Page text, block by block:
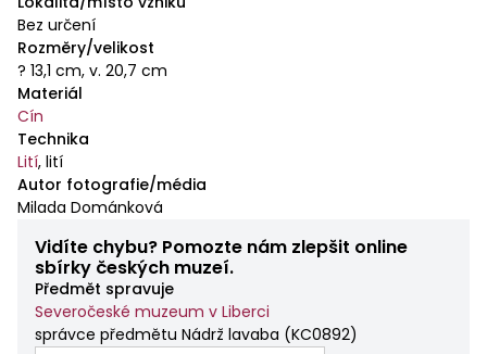
Bez určení
Rozměry/velikost
? 13,1 cm, v. 20,7 cm
Materiál
Cín
Technika
Lití, lití
Autor fotografie/média
Milada Dománková
Vidíte chybu? Pomozte nám zlepšit online
sbírky českých muzeí.
Předmět spravuje
Severočeské muzeum v Liberci
správce předmětu Nádrž lavaba (KC0892)